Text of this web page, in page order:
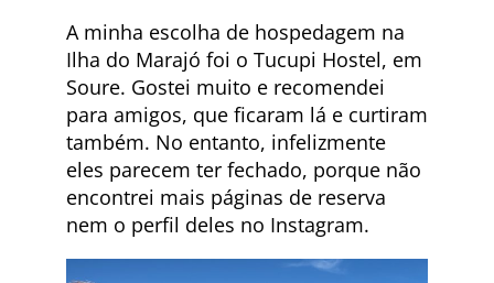
A minha escolha de hospedagem na
Ilha do Marajó foi o Tucupi Hostel, em
Soure. Gostei muito e recomendei
para amigos, que ficaram lá e curtiram
também. No entanto, infelizmente
eles parecem ter fechado, porque não
encontrei mais páginas de reserva
nem o perfil deles no Instagram.